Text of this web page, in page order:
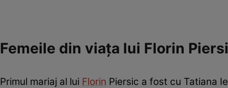
Femeile din viața lui Florin
Primul mariaj al lui Florin Piersic a fost cu Tatiana